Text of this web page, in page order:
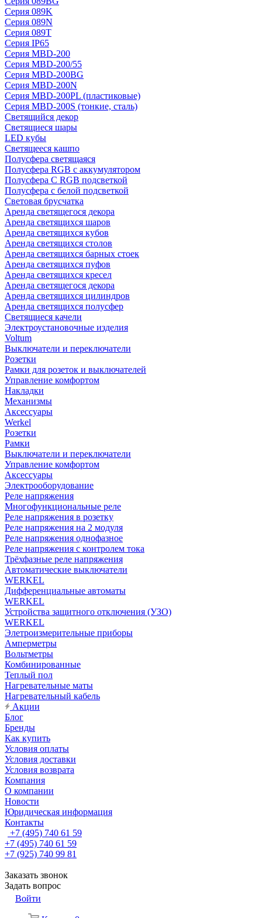
Серия 089K
Серия 089N
Серия 089T
Серия IP65
Серия MBD-200
Серия MBD-200/55
Серия MBD-200BG
Серия MBD-200N
Серия MBD-200PL (пластиковые)
Серия MBD-200S (тонкие, сталь)
Светящийся декор
Светящиеся шары
LED кубы
Светящееся кашпо
Полусфера светящаяся
Полусфера RGB с аккумулятором
Полусфера С RGB подсветкой
Полусфера с белой подсветкой
Световая брусчатка
Аренда светящегося декора
Аренда светящихся шаров
Аренда светящихся кубов
Аренда светящихся столов
Аренда светящихся барных стоек
Аренда светящихся пуфов
Аренда светящихся кресел
Аренда светящегося декора
Аренда светящихся цилиндров
Аренда светящихся полусфер
Светящиеся качели
Электроустановочные изделия
Voltum
Выключатели и переключатели
Розетки
Рамки для розеток и выключателей
Управление комфортом
Накладки
Механизмы
Аксессуары
Werkel
Розетки
Рамки
Выключатели и переключатели
Управление комфортом
Аксессуары
Электрооборудование
Реле напряжения
Многофункциональные реле
Реле напряжения в розетку
Реле напряжения на 2 модуля
Реле напряжения однофазное
Реле напряжения с контролем тока
Трёхфазные реле напряжения
Автоматические выключатели
WERKEL
Дифференциальные автоматы
WERKEL
Устройства защитного отключения (УЗО)
WERKEL
Элетроизмерительные приборы
Амперметры
Вольтметры
Комбинированные
Теплый пол
Нагревательные маты
Нагревательный кабель
Акции
Блог
Бренды
Как купить
Условия оплаты
Условия доставки
Условия возврата
Компания
О компании
Новости
Юридическая информация
Контакты
+7 (495) 740 61 59
+7 (495) 740 61 59
+7 (925) 740 99 81
Заказать звонок
Задать вопрос
Войти